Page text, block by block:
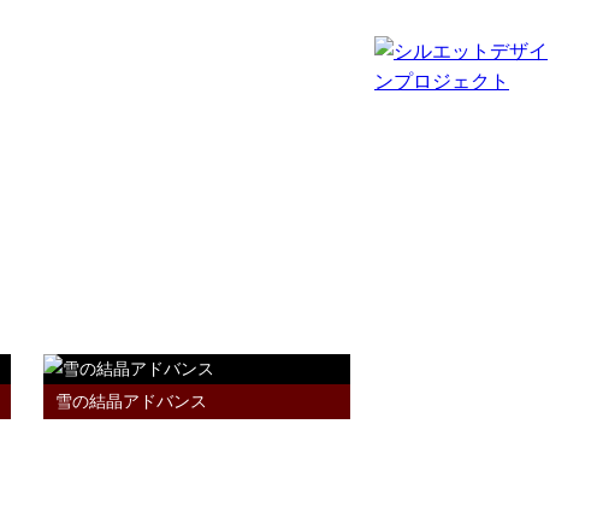
雪の結晶アドバンス